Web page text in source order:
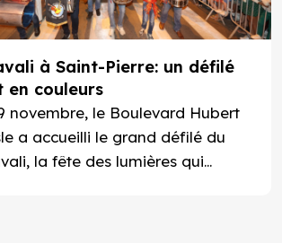
à Saint-Pierre: un défilé
en couleurs
novembre, le Boulevard Hubert
a accueilli le grand défilé du
la fête des lumières qui